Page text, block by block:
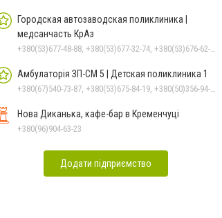
Городская автозаводская поликлиника |
медсанчасть КрАз
+380(53)677-48-88, +380(53)677-32-74, +380(53)676-62-99, +380536766187
Амбулаторія ЗП-СМ 5 | Детская поликлиника 1
+380(67)540-73-87, +380(53)675-84-19, +380(50)356-94-69
Нова Диканька, кафе-бар в Кременчуці
+380(96)904-63-23
Додати підприємство